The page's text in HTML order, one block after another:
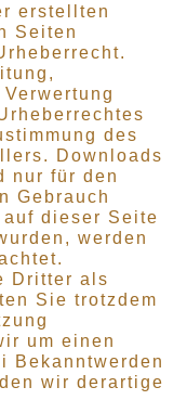
erstellten
Seiten
des
Downloads
nur für den
Gebrauch
dieser Seite
werden
Dritter als
Sie trotzdem
um einen
Bekanntwerden
wir derartige